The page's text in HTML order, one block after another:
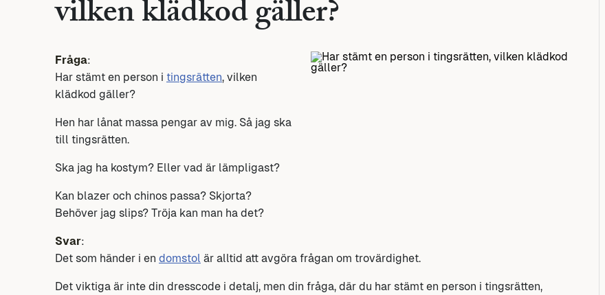
vilken klädkod gäller?
Fråga:
Har stämt en person i tingsrätten, vilken
klädkod gäller?
Hen har lånat massa pengar av mig. Så jag ska
till tingsrätten.
Ska jag ha kostym? Eller vad är lämpligast?
Kan blazer och chinos passa? Skjorta?
Behöver jag slips? Tröja kan man ha det?
Svar:
Det som händer i en domstol är alltid att avgöra frågan om trovärdighet.
Det viktiga är inte din dresscode i detalj, men din fråga, där du har stämt en person i tingsrätten,